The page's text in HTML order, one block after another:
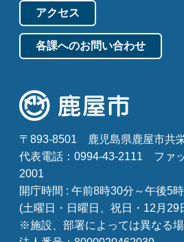
アクセス
各課へのお問い合わせ
〒893-8501
鹿児島県鹿屋市共
代表電話：0994-43-2111
ファ
2001
開庁時間 : 午前8時30分～午後5
(土曜日・日曜日、祝日・12月29
※施設、部署によっては異なる場